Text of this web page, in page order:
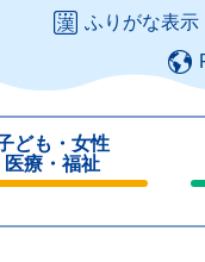
ふりがな表示
ども・女性
医療・福祉